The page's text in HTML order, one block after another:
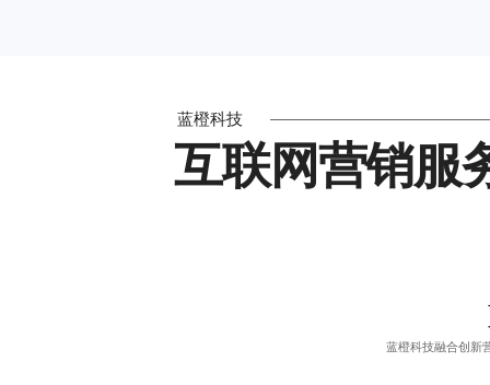
蓝橙科技
互联网营销服
蓝橙科技融合创新